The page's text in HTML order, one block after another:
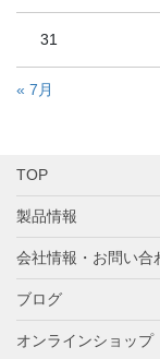
31
« 7月
TOP
製品情報
会社情報・お問い合
ブログ
オンラインショップ